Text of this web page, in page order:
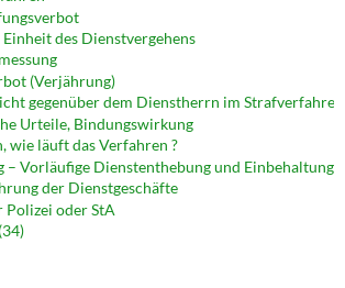
des Dienstvergehens
(Verjährung)
gegenüber dem Dienstherrn im Strafverfahren
Urteile, Bindungswirkung
wie läuft das Verfahren ?
– Vorläufige Dienstenthebung und Einbehaltung
der Dienstgeschäfte
oder StA